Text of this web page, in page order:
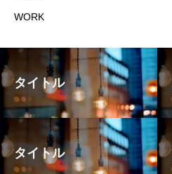
WORK
タイトル
タイトル